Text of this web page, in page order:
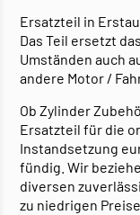
Ersatzteil in
Das Teil ersetzt
Umständen auch
andere Motor /
Ob Zylinder
Ersatzteil für die
Instandsetzung
fündig. Wir
diversen
zu niedrigen